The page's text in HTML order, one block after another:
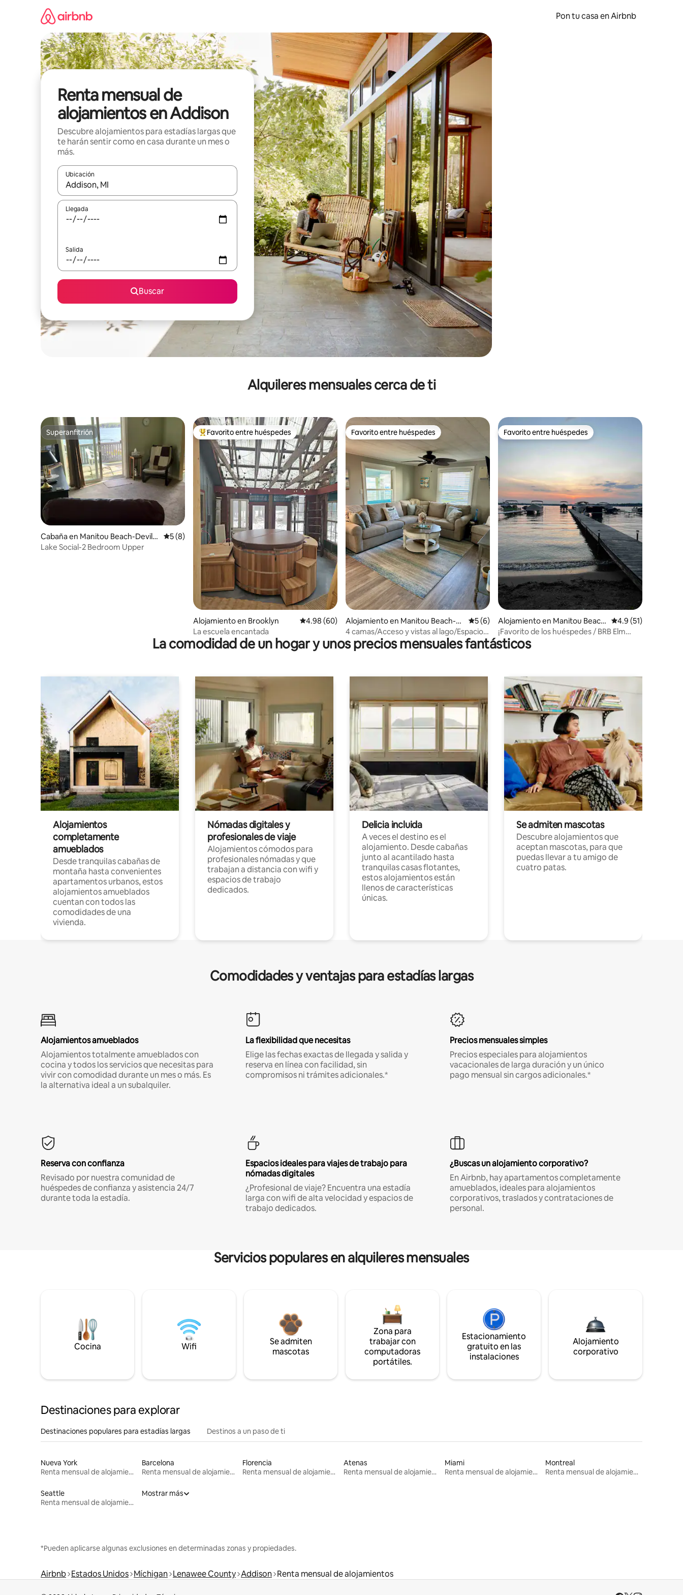
Pon tu casa en Airbnb
Renta mensual de
alojamientos en Addison
Descubre alojamientos para estadías largas que
te harán sentir como en casa durante un mes o
más.
Ubicación
Cuando los resultados estén disponibles, navega con las teclas de flecha hacia arriba y hacia abajo o explora con el tacto o desliza el dedo.
Llegada
Salida
Buscar
Alquileres mensuales cerca de ti
Superanfitrión
Superanfitrión
Cabaña en Manitou Beach-Devils
Lake
Calificación promedio: 5 de 5, 8 reseñas
5 (8)
Lake Social-2 Bedroom Upper
Favorito entre huéspedes preferido
Favorito entre huéspedes
Alojamiento en Brooklyn Calificación promedio: 4.98 de 5, 60 reseñas
4.98 (60)
La escuela encantada
Favorito entre huéspedes
Favorito entre huéspedes
Alojamiento en Manitou Beach-D
evils Lake
Calificación promedio: 5 de 5, 6 reseñas
5 (6)
4 camas/Acceso y vistas al lago/Espacio
en el muelle/Excelente patio
Favorito entre huéspedes
Favorito entre huéspedes
Alojamiento en Manitou Beach
-Devils Lake
Calificación
4.9 (51)
¡Favorito de los huéspedes / BRB Elm
Park / Devils Lake!
La comodidad de un hogar y unos precios mensuales fantásticos
Alojamientos
completamente
amueblados
Desde tranquilas cabañas de
montaña hasta convenientes
apartamentos urbanos, estos
alojamientos amueblados
cuentan con todos las
comodidades de una
vivienda.
Nómadas digitales y
profesionales de viaje
Alojamientos cómodos para
profesionales nómadas y que
trabajan a distancia con wifi y
espacios de trabajo
dedicados.
Delicia incluida
A veces el destino es el
alojamiento. Desde cabañas
junto al acantilado hasta
tranquilas casas flotantes,
estos alojamientos están
llenos de características
únicas.
Se admiten mascotas
Descubre alojamientos que
aceptan mascotas, para que
puedas llevar a tu amigo de
cuatro patas.
Comodidades y ventajas para estadías largas
Alojamientos amueblados
Alojamientos totalmente amueblados con
cocina y todos los servicios que necesitas para
vivir con comodidad durante un mes o más. Es
la alternativa ideal a un subalquiler.
La flexibilidad que necesitas
Elige las fechas exactas de llegada y salida y
reserva en línea con facilidad, sin
compromisos ni trámites adicionales.*
Precios mensuales simples
Precios especiales para alojamientos
vacacionales de larga duración y un único
pago mensual sin cargos adicionales.*
Reserva con confianza
Revisado por nuestra comunidad de
huéspedes de confianza y asistencia 24/7
durante toda la estadía.
Espacios ideales para viajes de trabajo para
nómadas digitales
¿Profesional de viaje? Encuentra una estadía
larga con wifi de alta velocidad y espacios de
trabajo dedicados.
¿Buscas un alojamiento corporativo?
En Airbnb, hay apartamentos completamente
amueblados, ideales para alojamientos
corporativos, traslados y contrataciones de
personal.
Servicios populares en alquileres mensuales
Cocina Wifi
Se admiten
mascotas
Zona para
trabajar con
computadoras
portátiles.
Estacionamiento
gratuito en las
instalaciones
Alojamiento
corporativo
Destinaciones para explorar
Destinaciones populares para estadías largas Destinos a un paso de ti
Nueva York
Renta mensual de alojamientos
Barcelona
Renta mensual de alojamientos
Florencia
Renta mensual de alojamientos
Atenas
Renta mensual de alojamientos
Miami
Renta mensual de alojamientos
Montreal
Renta mensual de alojamientos
Seattle
Renta mensual de alojamientos
Mostrar más
*Pueden aplicarse algunas exclusiones en determinadas zonas y propiedades.
Airbnb Estados Unidos Míchigan Lenawee County Addison Renta mensual de alojamientos